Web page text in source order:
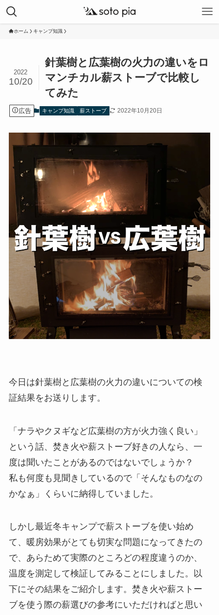
ホーム キャンプ知識
針葉樹と広葉樹の火力の違いをロ
マンチカル薪ストーブで比較し
てみた
2022
10/20
広告 キャンプ知識 薪ストーブ 2022年10月20日
今日は針葉樹と広葉樹の火力の違いについての検
証結果をお送りします。
「ナラやクヌギなど広葉樹の方が火力強く良い」
という話、焚き火や薪ストーブ好きの人なら、一
度は聞いたことがあるのではないでしょうか？
私も何度も見聞きしているので「そんなものなの
かなぁ」くらいに納得していました。
しかし最近冬キャンプで薪ストーブを使い始め
て、暖房効果がとても切実な問題になってきたの
で、あらためて実際のところどの程度違うのか、
温度を測定して検証してみることにしました。以
下にその結果をご紹介します。焚き火や薪ストー
ブを使う際の薪選びの参考にいただければと思い